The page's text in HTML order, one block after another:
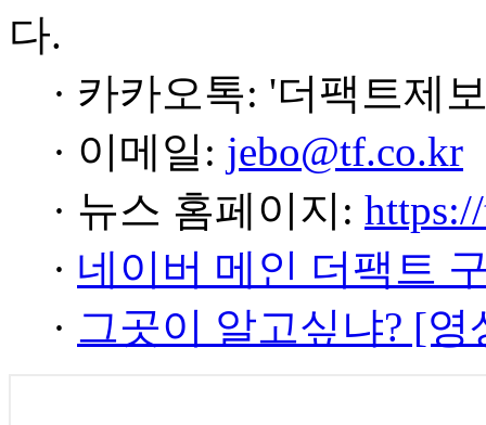
다.
· 카카오톡: '더팩트제
· 이메일: jebo@tf.co.kr
· 뉴스 홈페이지:
· 네이버 메인 더팩트
· 그곳이 알고싶냐? [